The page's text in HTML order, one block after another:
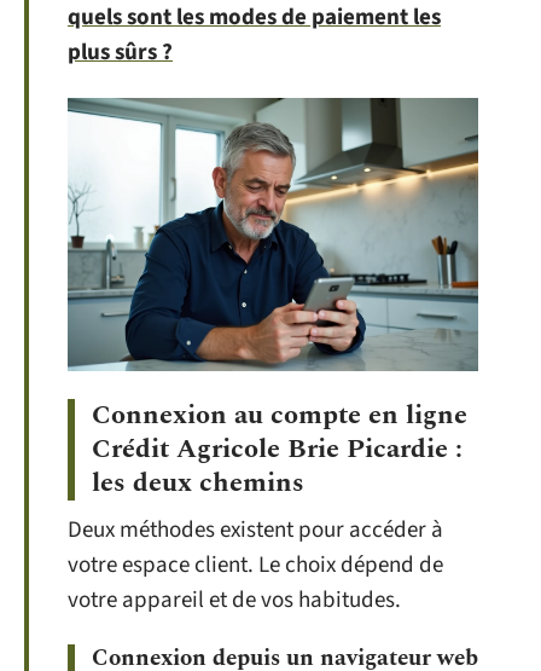
quels sont les modes de paiement les
plus sûrs ?
Connexion au compte en ligne
Crédit Agricole Brie Picardie :
les deux chemins
Deux méthodes existent pour accéder à
votre espace client. Le choix dépend de
votre appareil et de vos habitudes.
Connexion depuis un navigateur web